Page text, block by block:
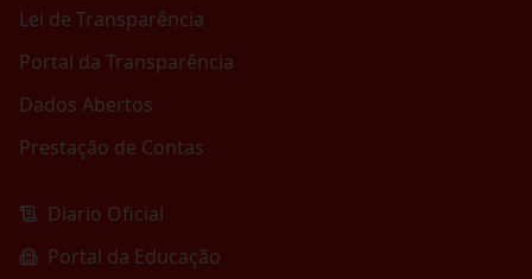
Lei de Transparência
Portal da Transparência
Dados Abertos
Prestação de Contas
Diario Oficial
Portal da Educação